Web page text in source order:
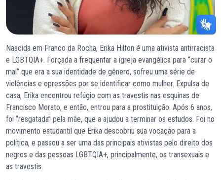
Nascida em Franco da Rocha, Erika Hilton é uma ativista antirracista
e LGBTQIA+. Forçada a frequentar a igreja evangélica para “curar o
mal” que era a sua identidade de gênero, sofreu uma série de
violências e opressões por se identificar como mulher. Expulsa de
casa, Erika encontrou refúgio com as travestis nas esquinas de
Francisco Morato, e então, entrou para a prostituição. Após 6 anos,
foi “resgatada” pela mãe, que a ajudou a terminar os estudos. Foi no
movimento estudantil que Erika descobriu sua vocação para a
política, e passou a ser uma das principais ativistas pelo direito dos
negros e das pessoas LGBTQIA+, principalmente, os transexuais e
as travestis.